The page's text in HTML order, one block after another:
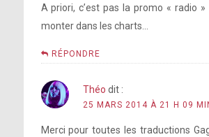
© Résumé par Gagavision.net
© Résumé par Gagavision.net
la
A priori, c’est pas la promo « radio
monter dans les charts…
RÉPONDRE
Théo dit :
25 MARS 2014 À 21 H 09
Merci pour toutes les traductions